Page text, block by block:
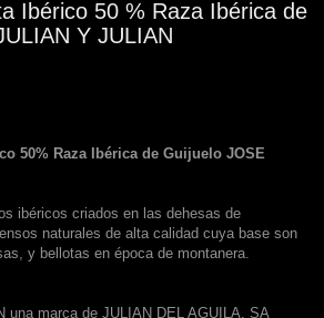
Ibérico 50 % Raza Ibérica de
Y JULIAN
50% Raza Ibérica de Guijuelo JOSE
ibéricos criados en las dehesas de
naturales de alta calidad cuya base son
y bellotas en época de montanera.
una marca de JULIAN DEL AGUILA, SA